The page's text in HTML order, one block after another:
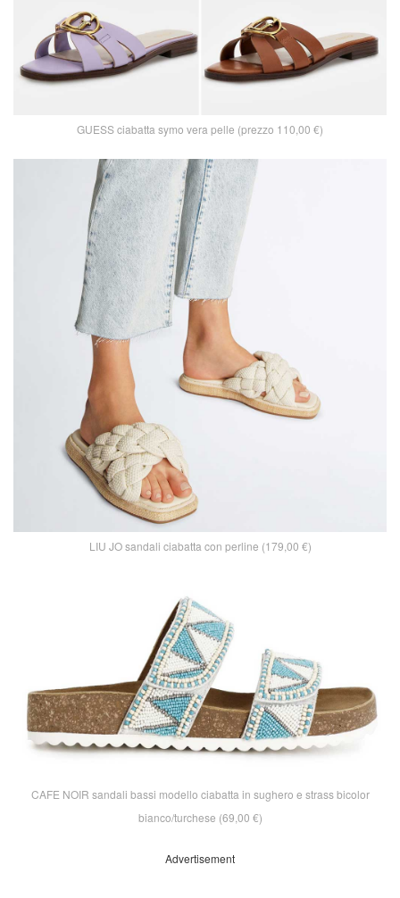
GUESS ciabatta symo vera pelle (prezzo 110,00 €)
LIU JO sandali ciabatta con perline (179,00 €)
CAFE NOIR sandali bassi modello ciabatta in sughero e strass bicolor
bianco/turchese (69,00 €)
Advertisement